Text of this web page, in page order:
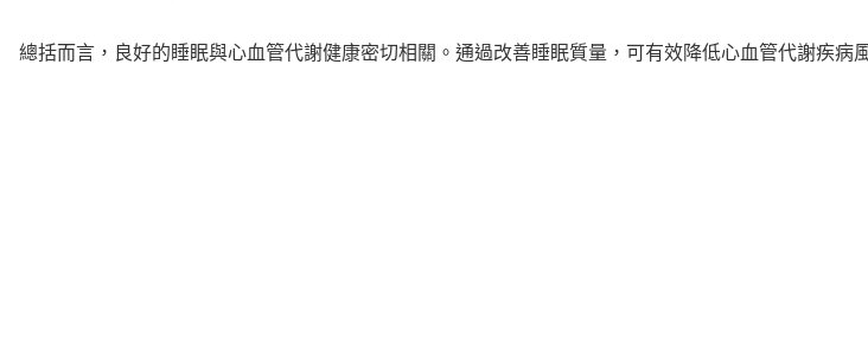
總括而言，良好的睡眠與心血管代謝健康密切相關。通過改善睡眠質量，可有效降低心血管代謝疾